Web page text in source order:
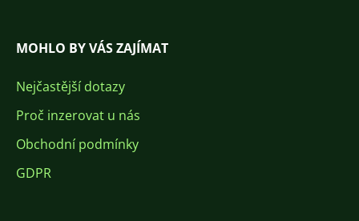
MOHLO BY VÁS ZAJÍMAT
Nejčastější dotazy
Proč inzerovat u nás
Obchodní podmínky
GDPR